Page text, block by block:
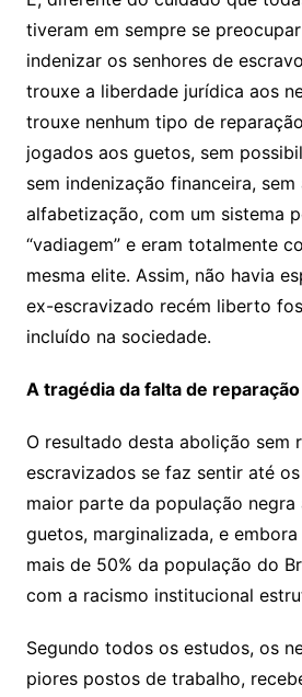
tiveram em sempre se
indenizar os senhores de
trouxe a liberdade jurídica aos
trouxe nenhum tipo de
jogados aos guetos, sem
sem indenização financeira, sem
alfabetização, com um sistema
“vadiagem” e eram totalmente
mesma elite. Assim, não havia
ex-escravizado recém liberto
incluído na sociedade.
A tragédia da falta de reparação
O resultado desta abolição sem
escravizados se faz sentir até
maior parte da população negra
guetos, marginalizada, e
mais de 50% da população do
com a racismo institucional
Segundo todos os estudos, os
piores postos de trabalho,